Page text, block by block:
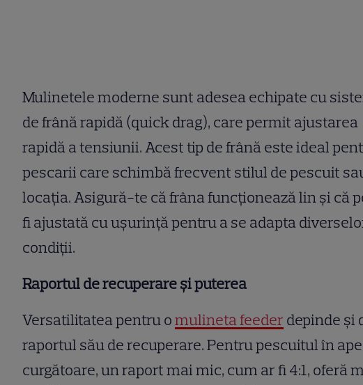
Mulinetele moderne sunt adesea echipate cu
de frână rapidă (quick drag), care permit ajustarea
rapidă a tensiunii. Acest tip de frână este ideal
pescarii care schimbă frecvent stilul de pescuit
locația. Asigură-te că frâna funcționează lin și că
fi ajustată cu ușurință pentru a se adapta
condiții.
Raportul de recuperare și puterea
Versatilitatea pentru omulineta feeder depinde și
raportul său de recuperare. Pentru pescuitul în ape
curgătoare, un raport mai mic, cum ar fi 4:1, oferă